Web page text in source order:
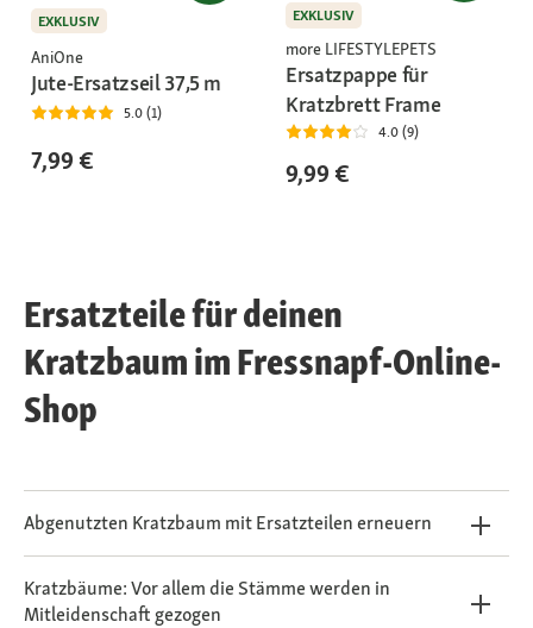
EXKLUSIV
AniOne
Jute-Ersatzseil 37,5 m
5.0 (1)
7,99 €
EXKLUSIV
more LIFESTYLEPETS
Ersatzpappe für
Kratzbrett Frame
4.0 (9)
9,99 €
Ersatzteile für deinen
Kratzbaum im Fressnapf-Online-
Shop
Abgenutzten Kratzbaum mit Ersatzteilen erneuern
Kratzbäume: Vor allem die Stämme werden in
Mitleidenschaft gezogen